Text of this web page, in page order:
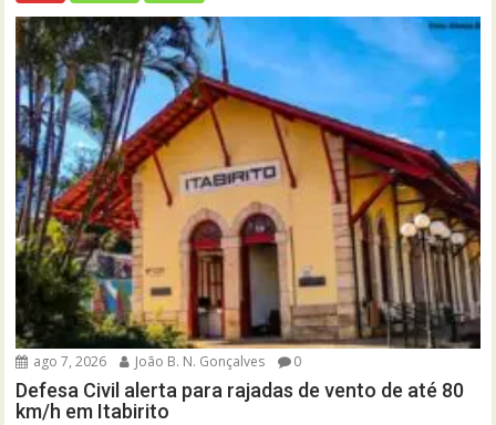
ago 7, 2026 João B. N. Gonçalves 0
Defesa Civil alerta para rajadas de vento de até 80
km/h em Itabirito